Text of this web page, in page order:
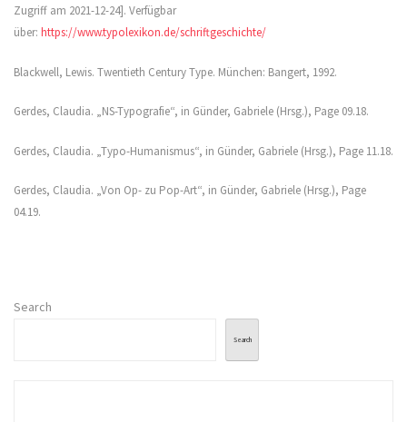
Zugriff am 2021-12-24]. Verfügbar
über: https://www.typolexikon.de/schriftgeschichte/
Blackwell, Lewis. Twentieth Century Type. München: Bangert, 1992.
Gerdes, Claudia. „NS-Typografie“, in Günder, Gabriele (Hrsg.), Page 09.18.
Gerdes, Claudia. „Typo-Humanismus“, in Günder, Gabriele (Hrsg.), Page 11.18.
Gerdes, Claudia. „Von Op- zu Pop-Art“, in Günder, Gabriele (Hrsg.), Page
04.19.
Search
Search